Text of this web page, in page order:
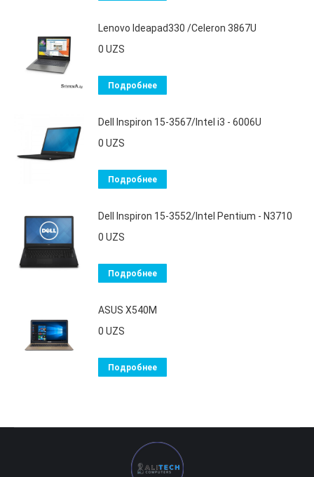
Lenovo Ideapad330 /Celeron 3867U
0 UZS
Подробнее
Dell Inspiron 15-3567/Intel i3 - 6006U
0 UZS
Подробнее
Dell Inspiron 15-3552/Intel Pentium - N3710
0 UZS
Подробнее
ASUS X540M
0 UZS
Подробнее